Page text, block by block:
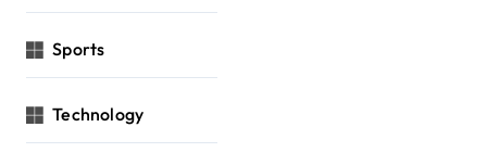
Sports
Technology